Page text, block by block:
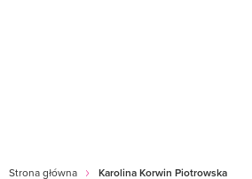
Strona główna Karolina Korwin Piotrowska